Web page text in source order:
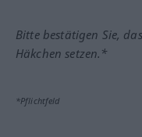
Bitte bestätigen Sie,
Häkchen setzen.*
*Pflichtfeld